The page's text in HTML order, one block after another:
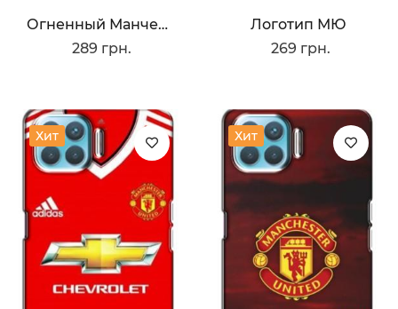
Огненный Манчестер
289 грн.
Логотип МЮ
269 грн.
Хит Хит